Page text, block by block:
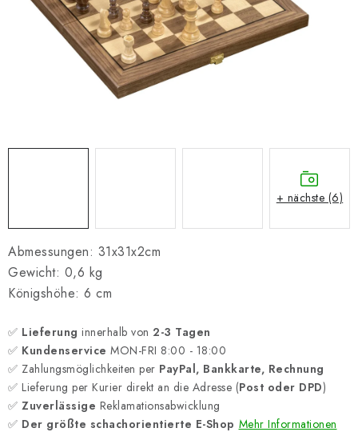
SCHACH ONLINE
SCHACH-MERCH
SCHACH GESCHENKE
Geschäftsbedingungen
Abmessungen: 31x31x2cm
Gewicht: 0,6 kg
Königshöhe: 6 cm
✅ Lieferung innerhalb von 2-3 Tagen
✅ Kundenservice MON-FRI 8:00 - 18:00
✅ Zahlungsmöglichkeiten per PayPal, Bankkarte, Rechnung
✅ Lieferung per Kurier direkt an die Adresse (Post oder DPD)
✅ Zuverlässige Reklamationsabwicklung
✅ Der größte schachorientierte E-Shop Mehr Informationen
+ nächste (6)